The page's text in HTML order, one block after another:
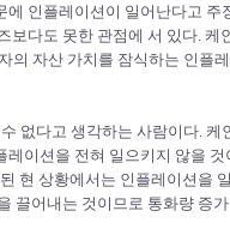
에 인플레이션이 일어난다고 주
보다도 못한 관점에 서 있다. 케
의 자산 가치를 잠식하는 인플
없다고 생각하는 사람이다. 케
이션을 전혀 일으키지 않을 것
현 상황에서는 인플레이션을
끌어내는 것이므로 통화량 증